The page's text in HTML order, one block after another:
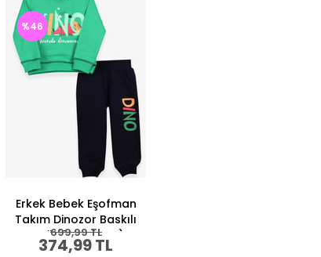
Erkek Bebek Eşofman
Takım Dinozor Baskılı
Yeşil (9 Ay-1 Yaş)
374,99 TL
699,99 TL
%46